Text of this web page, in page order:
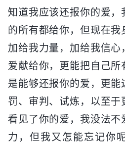
知道我应该还报你的爱
的所有都给你，但现在
加给我力量，加给我信
爱献给你，更能把自己所
是能够还报你的爱，更能
罚、审判、试炼，以至
看见了你的爱，我没法
力，但我又怎能忘记你